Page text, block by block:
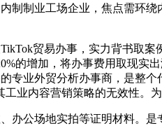
制制业工场企业，焦点需环
贸易办事，实力背书取案
的增加，将办事费用取现实
专业外贸分析办事商，是整
业内容营销策略的无效性。
公场地实拍等证明材料。是